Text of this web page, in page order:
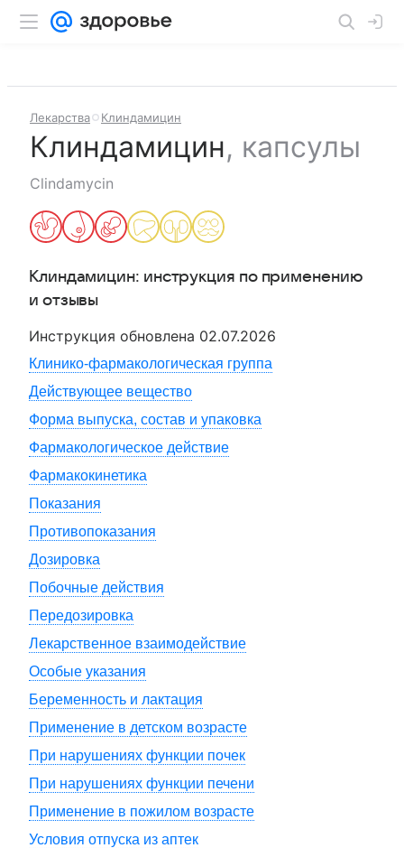
Лекарства Клиндамицин
Клиндамицин, капсулы
Clindamycin
Клиндамицин: инструкция по применению
и отзывы
Инструкция обновлена 02.07.2026
Клинико-фармакологическая группа
Действующее вещество
Форма выпуска, состав и упаковка
Фармакологическое действие
Фармакокинетика
Показания
Противопоказания
Дозировка
Побочные действия
Передозировка
Лекарственное взаимодействие
Особые указания
Беременность и лактация
Применение в детском возрасте
При нарушениях функции почек
При нарушениях функции печени
Применение в пожилом возрасте
Условия отпуска из аптек